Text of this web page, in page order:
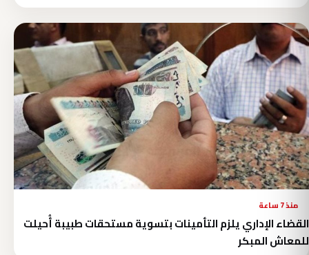
منذ 7 ساعة
القضاء الإداري يلزم التأمينات بتسوية مستحقات طبيبة أُحيلت
للمعاش المبكر